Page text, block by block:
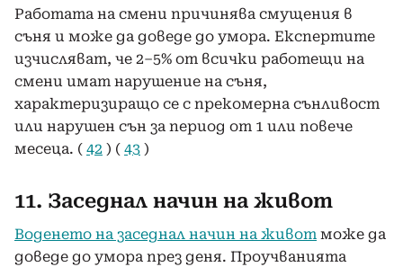
Работата на смени причинява смущения в
съня и може да доведе до умора. Експертите
изчисляват, че 2–5% от всички работещи на
смени имат нарушение на съня,
характеризиращо се с прекомерна сънливост
или нарушен сън за период от 1 или повече
месеца. ( 42 ) ( 43 )
11. Заседнал начин на живот
Воденето на заседнал начин на живот може да
доведе до умора през деня. Проучванията